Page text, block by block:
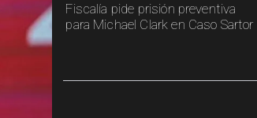
Fiscalía pide prisión preventiva
para Michael Clark en Caso Sartor